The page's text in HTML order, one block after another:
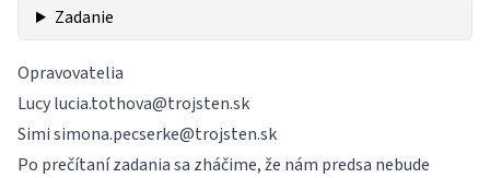
Zadanie
Opravovatelia
Lucylucia.tothova@trojsten.sk
Simisimona.pecserke@trojsten.sk
Po prečítaní zadania sa zháčime, že nám predsa nebude